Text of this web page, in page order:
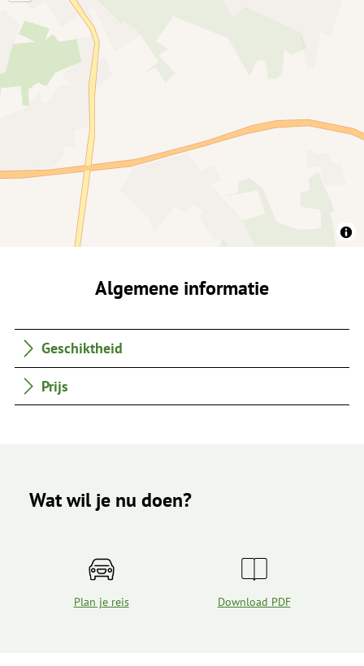
Algemene informatie
Geschiktheid
Prijs
Wat wil je nu doen?
Plan je reis Download PDF